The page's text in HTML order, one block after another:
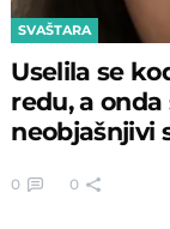
SVAŠTARA
Uselila se
redu, a
neobjašnjivi
0 0